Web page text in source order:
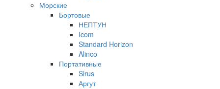
Морские
Бортовые
НЕПТУН
Icom
Standard Horizon
Alinco
Портативные
Sirus
Аргут